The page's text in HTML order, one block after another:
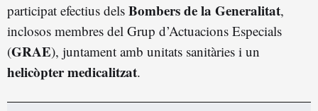
participat efectius dels Bombers de la Generalitat,
inclosos membres del Grup d’Actuacions Especials
(GRAE), juntament amb unitats sanitàries i un
helicòpter medicalitzat.